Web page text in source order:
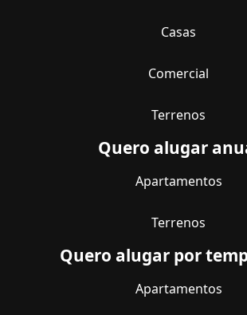
Casas
Comercial
Terrenos
Quero alugar
Apartamentos
Terrenos
Quero alugar por
Apartamentos